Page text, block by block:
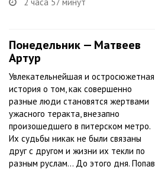
Понедельник — Матвеев
Артур
Увлекательнейшая и остросюжетная
история о том, как совершенно
разные люди становятся жертвами
ужасного теракта, внезапно
произошедшего в питерском метро.
Их судьбы никак не были связаны
друг с другом и жизни их текли по
разным руслам… До этого дня. Попав